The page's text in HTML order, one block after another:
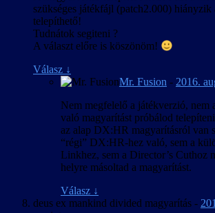
szükséges játékfájl (patch2.000) hiányzik
telepíthető!
Tudnátok segiteni ?
A választ előre is köszönöm!
Válasz ↓
Mr. Fusion - 2016.
Nem megfelelő a játékverzió, nem
való magyarítást próbálod
az alap DX:HR magyarításról van
“régi” DX:HR-hez való, sem a
Linkhez, sem a Director’s Cuthoz
helyre másoltad a magyarítást.
Válasz ↓
deus ex mankind divided magyarítás -